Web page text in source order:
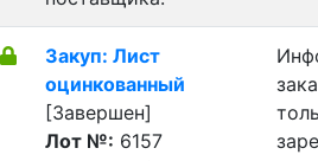
Закуп: Лист
оцинкованный
[Завершен]
Лот №: 6157